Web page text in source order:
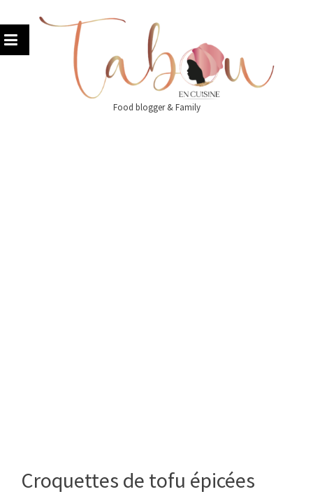
to
content
Food blogger & Family
Croquettes de tofu épicées